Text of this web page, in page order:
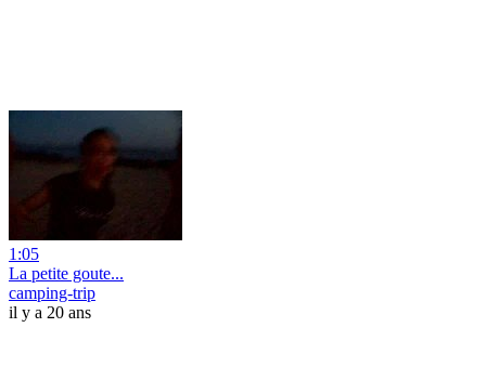
1:05
La petite goute...
camping-trip
il y a 20 ans